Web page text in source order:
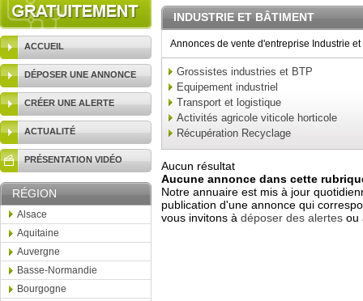
ACCUEIL
DÉPOSER UNE ANNONCE
CRÉER UNE ALERTE
ACTUALITÉ
PRÉSENTATION VIDÉO
RÉGION
Alsace
Aquitaine
Auvergne
Basse-Normandie
Bourgogne
RECHERCHER UNE
ANNONCE
INDUSTRIE ET BÂTIMENT
Annonces de vente d'entreprise Industrie
Grossistes industries et BTP
Equipement industriel
Transport et logistique
Activités agricole viticole horticole
Récupération Recyclage
Aucun résultat
Aucune annonce dans cette
Notre annuaire est mis à jour
publication d'une annonce qui
vous invitons à déposer des alertes ou